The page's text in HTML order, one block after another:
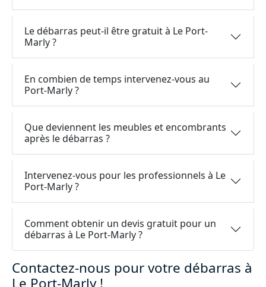
Le débarras peut-il être gratuit à Le Port-
Marly ?
En combien de temps intervenez-vous au
Port-Marly ?
Que deviennent les meubles et encombrants
après le débarras ?
Intervenez-vous pour les professionnels à Le
Port-Marly ?
Comment obtenir un devis gratuit pour un
débarras à Le Port-Marly ?
Contactez-nous pour votre débarras à
Le Port-Marly !